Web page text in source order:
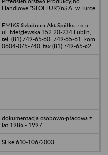
Handlowe "STOLTUR"/nS.A. w Turce
EMIKS Składnica Akt Spółka z o.o.
ul. Mełgiewska 152 20-234 Lublin,
tel. (81) 749-65-60, 749-65-61, kom.
0604-075-740, fax (81) 749-65-62
dokumentacja osobowo-płacowa z
lat 1986 - 1997
SEke 610-106/2003